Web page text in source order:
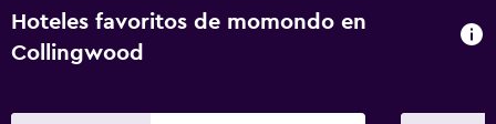
Hoteles favoritos de momondo en
Collingwood